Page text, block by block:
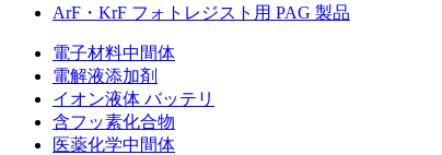
ArF・KrF フォトレジスト用 PAG 製品
電子材料中間体
電解液添加剤
イオン液体 バッテリ
含フッ素化合物
医薬化学中間体